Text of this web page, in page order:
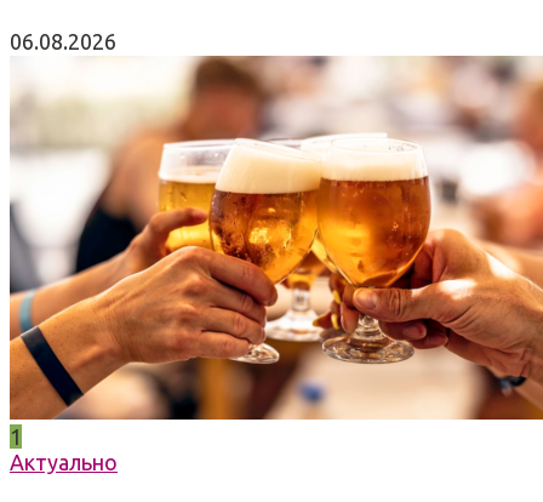
06.08.2026
1
Актуально